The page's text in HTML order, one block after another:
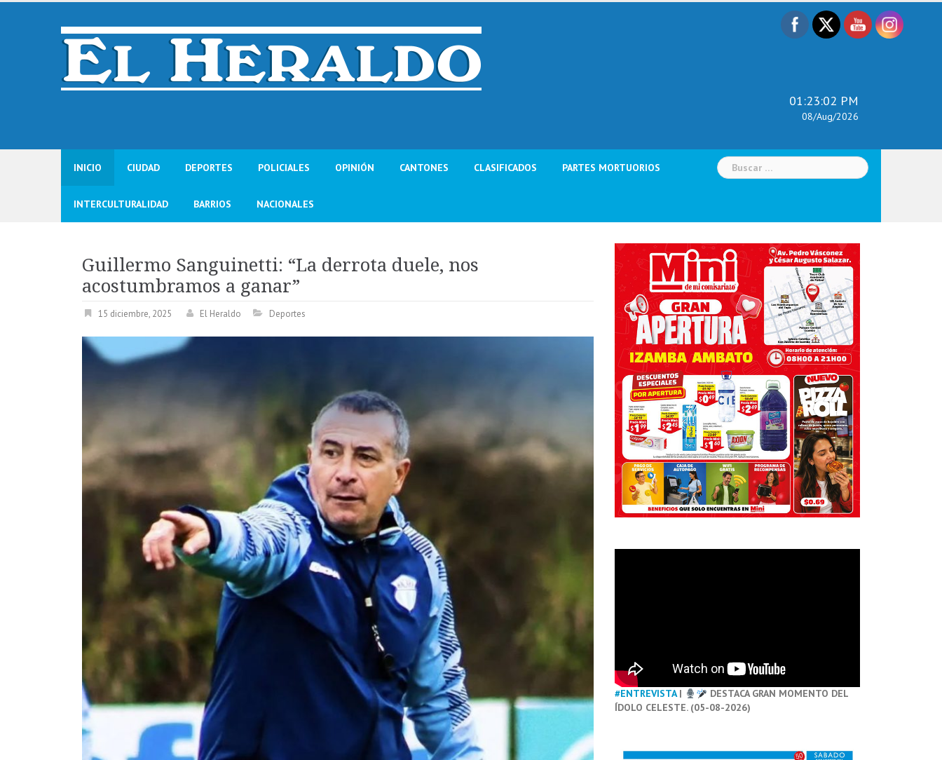
Skip
01:23:03 PM
08/Aug/2026
INICIO CIUDAD DEPORTES POLICIALES OPINIÓN CANTONES CLASIFICADOS PARTES MORTUORIOS
INTERCULTURALIDAD BARRIOS NACIONALES
Buscar:
Guillermo Sanguinetti: “La derrota duele, nos
acostumbramos a ganar”
15 diciembre, 2025 El Heraldo Deportes
#ENTREVISTA|
DESTACA GRAN MOMENTO DEL
ÍDOLO CELESTE. (05-08-2026)